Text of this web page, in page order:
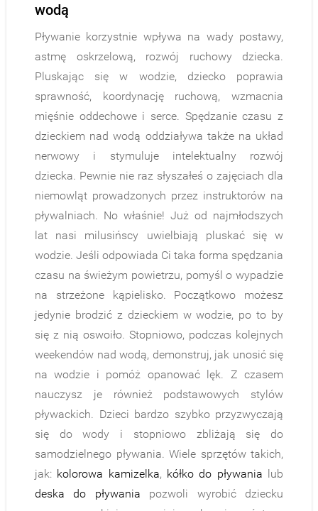
wodą
Pływanie korzystnie wpływa na wady postawy,
astmę oskrzelową, rozwój ruchowy dziecka.
Pluskając się w wodzie, dziecko poprawia
sprawność, koordynację ruchową, wzmacnia
mięśnie oddechowe i serce. Spędzanie czasu z
dzieckiem nad wodą oddziaływa także na układ
nerwowy i stymuluje intelektualny rozwój
dziecka. Pewnie nie raz słyszałeś o zajęciach dla
niemowląt prowadzonych przez instruktorów na
pływalniach. No właśnie! Już od najmłodszych
lat nasi milusińscy uwielbiają pluskać się w
wodzie. Jeśli odpowiada Ci taka forma spędzania
czasu na świeżym powietrzu, pomyśl o wypadzie
na strzeżone kąpielisko. Początkowo możesz
jedynie brodzić z dzieckiem w wodzie, po to by
się z nią oswoiło. Stopniowo, podczas kolejnych
weekendów nad wodą, demonstruj, jak unosić się
na wodzie i pomóż opanować lęk. Z czasem
nauczysz je również podstawowych stylów
pływackich. Dzieci bardzo szybko przyzwyczają
się do wody i stopniowo zbliżają się do
samodzielnego pływania. Wiele sprzętów takich,
jak: kolorowa kamizelka, kółko do pływania lub
deska do pływania pozwoli wyrobić dziecku